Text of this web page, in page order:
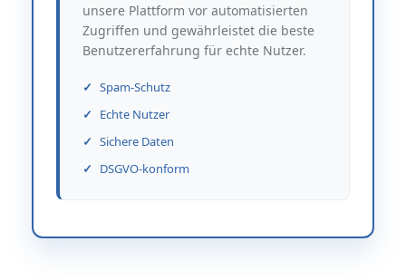
unsere Plattform vor automatisierten
Zugriffen und gewährleistet die beste
Benutzererfahrung für echte Nutzer.
Spam-Schutz
Echte Nutzer
Sichere Daten
DSGVO-konform